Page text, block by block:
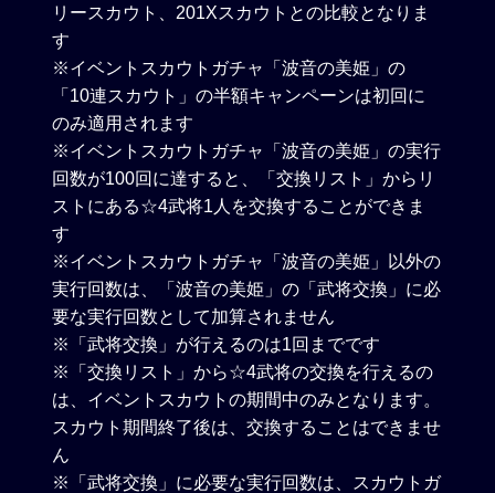
リースカウト、201Xスカウトとの比較となりま
す
※イベントスカウトガチャ「波音の美姫」の
「10連スカウト」の半額キャンペーンは初回に
のみ適用されます
※イベントスカウトガチャ「波音の美姫」の実行
回数が100回に達すると、「交換リスト」からリ
ストにある☆4武将1人を交換することができま
す
※イベントスカウトガチャ「波音の美姫」以外の
実行回数は、「波音の美姫」の「武将交換」に必
要な実行回数として加算されません
※「武将交換」が行えるのは1回までです
※「交換リスト」から☆4武将の交換を行えるの
は、イベントスカウトの期間中のみとなります。
スカウト期間終了後は、交換することはできませ
ん
※「武将交換」に必要な実行回数は、スカウトガ